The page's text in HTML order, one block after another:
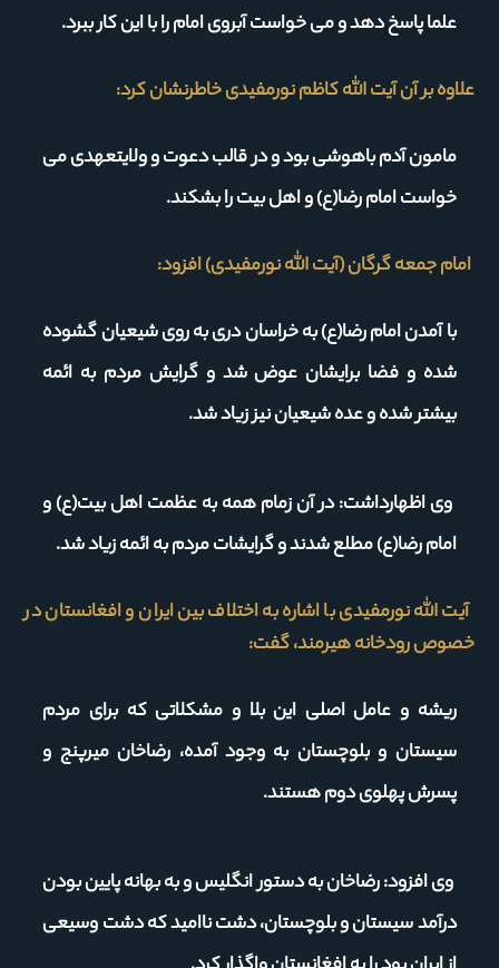
علما پاسخ دهد و می خواست آبروی امام را با این کار ببرد.
علاوه بر آن آیت الله کاظم نورمفیدی خاطرنشان کرد:
مامون آدم باهوشی بود و در قالب دعوت و ولایتعهدی می
خواست امام رضا(ع) و اهل بیت را بشکند.
امام جمعه گرگان (آیت الله نورمفیدی) افزود:
با آمدن امام رضا(ع) به خراسان دری به روی شیعیان گشوده
شده و فضا برایشان عوض شد و گرایش مردم به ائمه
بیشتر شده و عده شیعیان نیز زیاد شد.
وی اظهارداشت: در آن زمام همه به عظمت اهل بیت(ع) و
امام رضا(ع) مطلع شدند و گرایشات مردم به ائمه زیاد شد.
آیت الله نورمفیدی با اشاره به اختلاف بین ایران و افغانستان در
خصوص رودخانه هیرمند، گفت:
ریشه و عامل اصلی این بلا و مشکلاتی که برای مردم
سیستان و بلوچستان به وجود آمده، رضاخان میرپنج و
پسرش پهلوی دوم هستند.
وی افزود: رضاخان به دستور انگلیس و به بهانه پایین بودن
درآمد سیستان و بلوچستان، دشت ناامید که دشت وسیعی